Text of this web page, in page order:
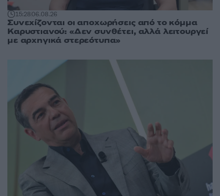
15:2806.08.26
Συνεχίζονται οι αποχωρήσεις από το κόμμα
Καρυστιανού: «Δεν συνθέτει, αλλά λειτουργεί
με αρχηγικά στερεότυπα»